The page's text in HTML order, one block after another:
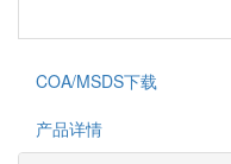
COA/MSDS下载
产品详情